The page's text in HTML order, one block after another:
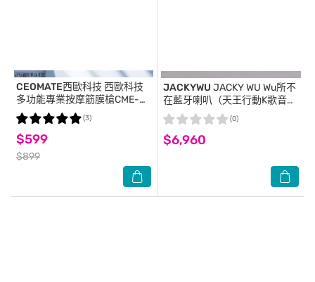
CEOMATE西歐科技 西歐科技
多功能專業按摩筋膜槍CME-
HL1300
$599
$899
(3)
JACKYWU JACKY WU Wu所不
在藍牙喇叭（天王行動K歌音
響）-秘境黑
$6,960
(0)